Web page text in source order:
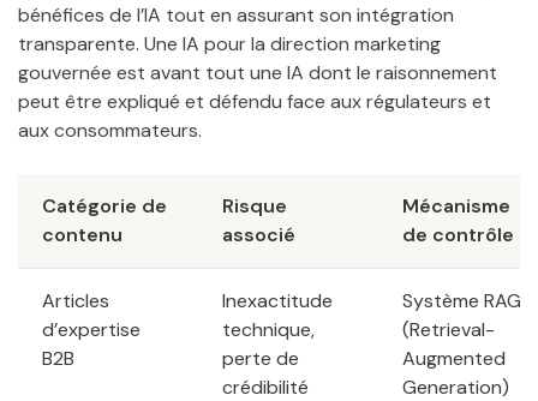
bénéfices de l’IA tout en assurant son intégration
transparente. Une IA pour la direction marketing
gouvernée est avant tout une IA dont le raisonnement
peut être expliqué et défendu face aux régulateurs et
aux consommateurs.
Catégorie de
contenu
Risque
associé
Mécanisme
de contrôle
Articles
d’expertise
B2B
Inexactitude
technique,
perte de
crédibilité
Système RAG
(Retrieval-
Augmented
Generation)